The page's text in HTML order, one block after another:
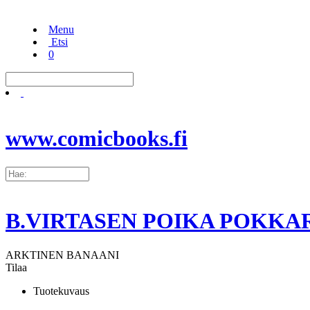
Menu
Etsi
0
www.comicbooks.fi
B.VIRTASEN POIKA
ARKTINEN BANAANI
Tilaa
Tuotekuvaus